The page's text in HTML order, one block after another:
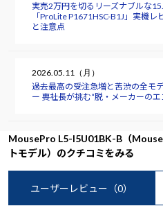
実売2万円を切るリーズナブルな
「ProLite P1671HSC-B1J」実機
と注意点
2026.05.11（月）
過去最高の受注急増と苦渋の全モ
ー 軣社長が挑む“脱・メーカーの
MousePro L5-I5U01BK-B（
トモデル）のクチコミをみる
ユーザーレビュー （0）